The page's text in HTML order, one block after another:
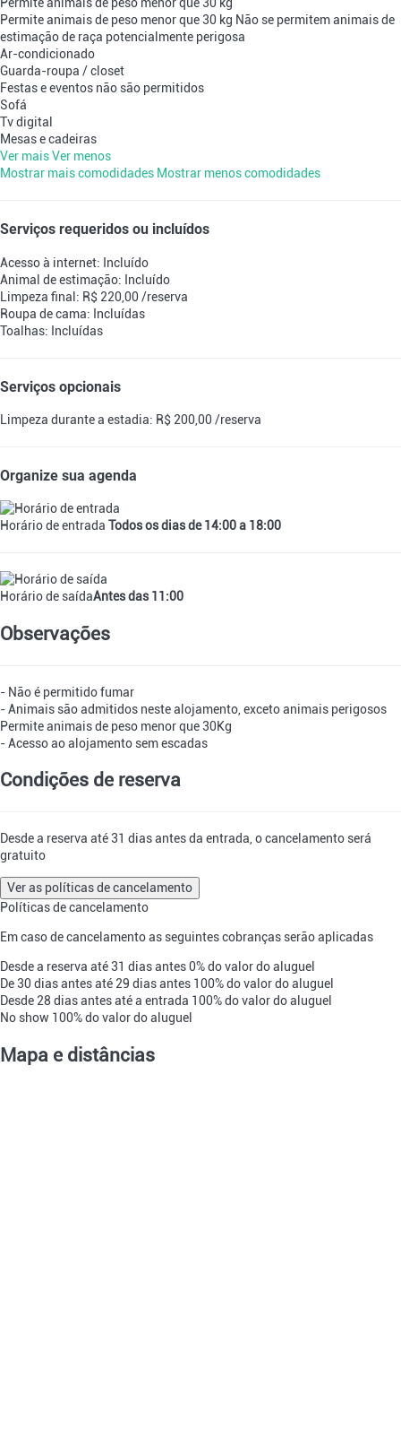
Permite animais de peso menor que 30 kg Não se permitem animais de
estimação de raça potencialmente perigosa
Ar-condicionado
Guarda-roupa / closet
Festas e eventos não são permitidos
Sofá
Tv digital
Mesas e cadeiras
Ver maisVer menos
Mostrar mais comodidades Mostrar menos comodidades
Serviços requeridos ou incluídos
Acesso à internet: Incluído
Animal de estimação: Incluído
Limpeza final: R$ 220,00 /reserva
Roupa de cama: Incluídas
Toalhas: Incluídas
Serviços opcionais
Limpeza durante a estadia: R$ 200,00 /reserva
Organize sua agenda
Horário de entrada Todos os dias de 14:00 a 18:00
Horário de saídaAntes das 11:00
Observações
- Não é permitido fumar
- Animais são admitidos neste alojamento, exceto animais perigosos
Permite animais de peso menor que 30Kg
- Acesso ao alojamento sem escadas
Condições de reserva
Desde a reserva até 31 dias antes da entrada, o cancelamento será
gratuito
Ver as políticas de cancelamento
Políticas de cancelamento
Em caso de cancelamento as seguintes cobranças serão aplicadas
Desde a reserva até 31 dias antes0% do valor do aluguel
De 30 dias antes até 29 dias antes 100% do valor do aluguel
Desde 28 dias antes até a entrada 100% do valor do aluguel
No show 100% do valor do aluguel
Mapa e distâncias